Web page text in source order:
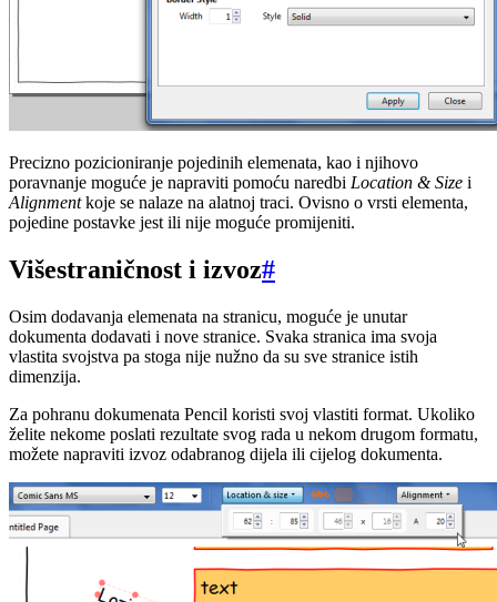
Precizno pozicioniranje pojedinih elemenata, kao i njihovo
poravnanje moguće je napraviti pomoću naredbi Location & Size i
Alignmentkoje se nalaze na alatnoj traci. Ovisno o vrsti elementa,
pojedine postavke jest ili nije moguće promijeniti.
Višestraničnost i izvoz#
Osim dodavanja elemenata na stranicu, moguće je unutar
dokumenta dodavati i nove stranice. Svaka stranica ima svoja
vlastita svojstva pa stoga nije nužno da su sve stranice istih
dimenzija.
Za pohranu dokumenata Pencil koristi svoj vlastiti format. Ukoliko
želite nekome poslati rezultate svog rada u nekom drugom formatu,
možete napraviti izvoz odabranog dijela ili cijelog dokumenta.